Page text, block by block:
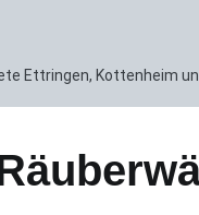
Ettringen, Kottenheim